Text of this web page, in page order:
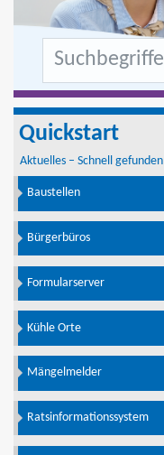
Quickstart
Aktuelles – Schnell gefunden
Baustellen
Bürgerbüros
Formularserver
Kühle Orte
Mängelmelder
Ratsinformationssystem